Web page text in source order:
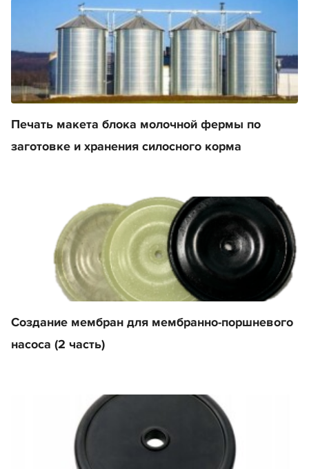
Печать макета блока молочной фермы по
заготовке и хранения силосного корма
Создание мембран для мембранно-поршневого
насоса (2 часть)